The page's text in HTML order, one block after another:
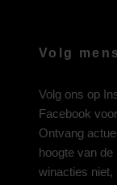
Volg
Volg ons op
Facebook
Ontvang
hoogte van
winacties niet,